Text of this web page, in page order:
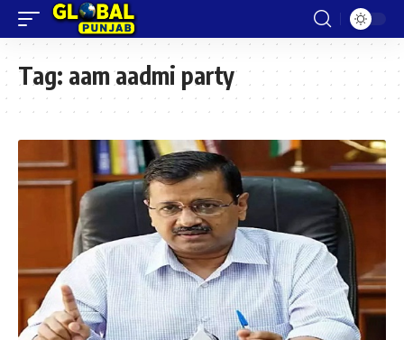
Tag: aam aadmi party